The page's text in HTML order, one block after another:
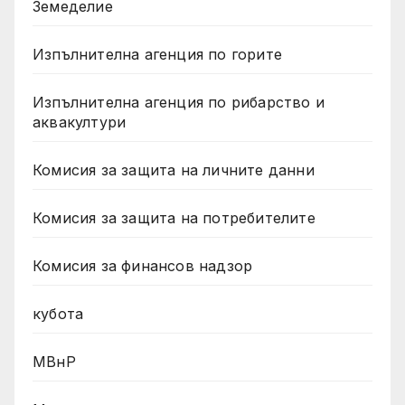
Земеделие
Изпълнителна агенция по горите
Изпълнителна агенция по рибарство и
аквакултури
Комисия за защита на личните данни
Комисия за защита на потребителите
Комисия за финансов надзор
кубота
МВнР